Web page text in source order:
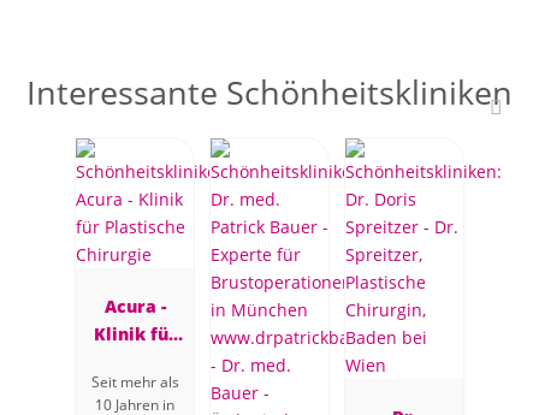
Interessante Schönheitskliniken
Acura -
Klinik für
Chirurgie
Seit mehr als
10 Jahren in